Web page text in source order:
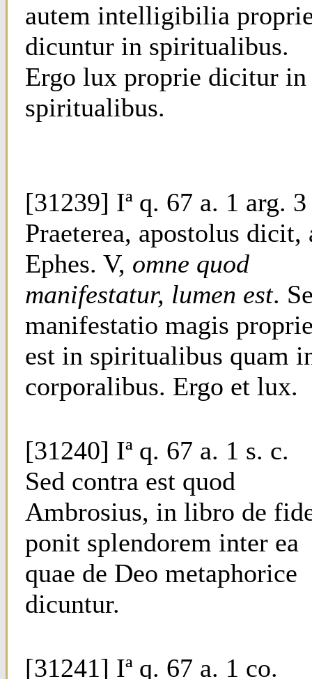
autem intelligibilia
dicuntur in spiritualibus.
Ergo lux proprie dicitur in
spiritualibus.
[31239] Iª q. 67 a. 1 arg. 3
Praeterea, apostolus dicit,
Ephes. V, omne quod
manifestatur, lumen est.
manifestatio magis
est in spiritualibus quam
corporalibus. Ergo et lux.
[31240] Iª q. 67 a. 1 s. c.
Sed contra est quod
Ambrosius, in libro de
ponit splendorem inter ea
quae de Deo metaphorice
dicuntur.
[31241] Iª q. 67 a. 1 co.